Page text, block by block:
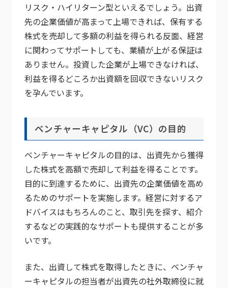
リスク・ハイリターン型といえるでしょう。出資
先の企業価値が高まって上場できれば、保有する
株式を売却して多額の利益を得られる反面、経営
に関わってサポートしても、業績が上がる保証は
ありません。投資した企業が上場できなければ、
利益を得るどころか出資額を回収できないリスク
を孕んでいます。
ベンチャーキャピタル（VC）の目的
ベンチャーキャピタルの目的は、出資先から獲得
した株式を高額で売却して利益を得ることです。
目的に到達するために、出資先の企業価値を高め
るためのサポートを実施します。経営に対するア
ドバイスはもちろんのこと、取引先を探す、紹介
するなどの実践的なサポートも提供することが多
いです。
また、出資して株式を取得したときに、ベンチャ
ーキャピタルの担当者が出資先の社外取締役に就